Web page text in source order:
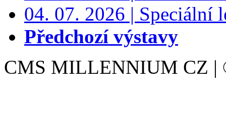
04. 07. 2026 | Speciální
Předchozí výstavy
CMS MILLENNIUM CZ |